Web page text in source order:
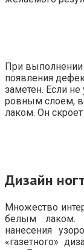
При выполнении
появления
заметен. Если
ровным слоем,
лаком. Он
Дизайн
Множество
белым лаком.
нанесения
«газетного»